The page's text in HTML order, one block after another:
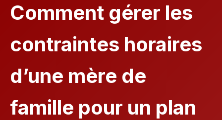
Comment gérer les
contraintes horaires
d’une mère de
famille pour un plan